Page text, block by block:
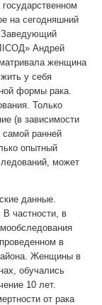
на сегодняшний
Заведующий
Андрей
женщина
у себя
формы рака.
Только
(в зависимости
самой ранней
опытный
может
данные.
В частности, в
в
Женщины в
обучались
10 лет.
от рака